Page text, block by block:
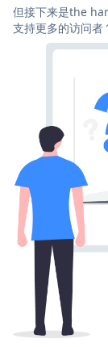
但接下来是the
支持更多的访问者